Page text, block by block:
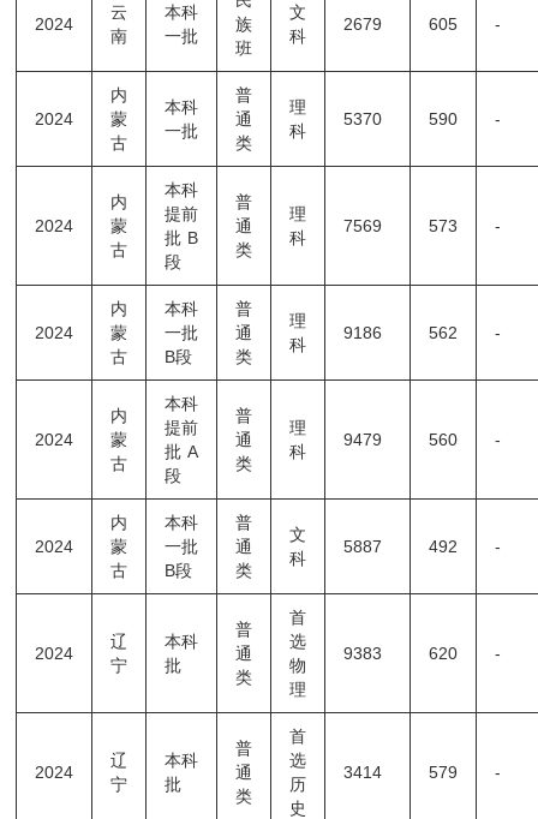
2024
云
南
本科
一批
族
班
文
科
2679 605 -
2024
内
蒙
古
本科
一批
普
通
类
理
科
5370 590 -
2024
内
蒙
古
本科
提前
批B
段
普
通
类
理
科
7569 573 -
2024
内
蒙
古
本科
一批
B段
普
通
类
理
科
9186 562 -
2024
内
蒙
古
本科
提前
批A
段
普
通
类
理
科
9479 560 -
2024
内
蒙
古
本科
一批
B段
普
通
类
文
科
5887 492 -
2024
辽
宁
本科
批
普
通
类
首
选
物
理
9383 620 -
2024
辽
宁
本科
批
普
通
类
首
选
历
史
3414 579 -